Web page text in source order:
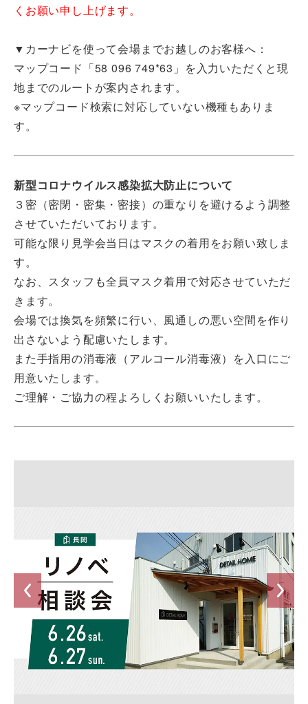
くお願い申し上げます。
▼カーナビを使って会場までお越しのお客様へ：
マップコード「58 096 749*63」を入力いただくと現
地までのルートが案内されます。
※マップコード検索に対応していない機種もありま
す。
新型コロナウイルス感染拡大防止について
３密（密閉・密集・密接）の重なりを避けるよう調整
させていただいております。
可能な限り見学会当日はマスクの着用をお願い致しま
す。
なお、スタッフも全員マスク着用で対応させていただ
きます。
会場では換気を頻繁に行い、風通しの悪い空間を作り
出さないよう配慮いたします。
また手指用の消毒液（アルコール消毒液）を入口にご
用意いたします。
ご理解・ご協力の程よろしくお願いいたします。